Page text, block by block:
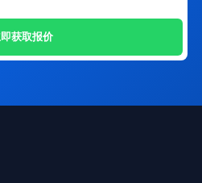
获取报价